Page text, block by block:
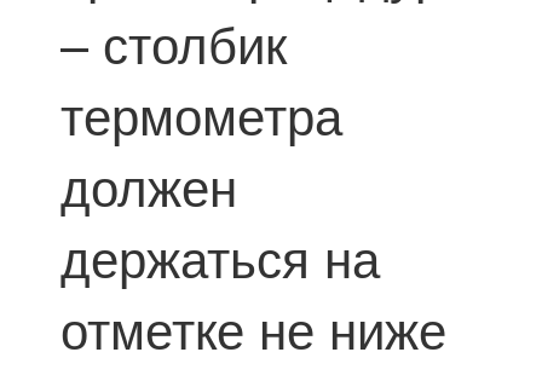
– столбик
термометра
должен
держаться на
отметке не ниже